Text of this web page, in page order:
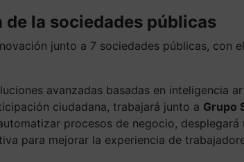
la sociedades públicas
junto a 7 sociedades públicas, con
avanzadas basadas en inteligencia
ciudadana, trabajará junto a Grupo
procesos de negocio,
para mejorar la experiencia de